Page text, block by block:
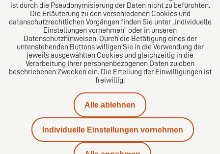
Datenschutz
ist durch die Pseudonymisierung der Daten nicht zu befürchten.
Die Erläuterung zu den verschiedenen Cookies und
datenschutzrechtlichen Vorgängen finden Sie unter „individuelle
Einstellungen vornehmen“ oder in unseren
Datenschutzhinweisen. Durch die Betätigung eines der
untenstehenden Buttons willigen Sie in die Verwendung der
jeweils ausgewählten Cookies und gleichzeitig in die
Verarbeitung Ihrer personenbezogenen Daten zu oben
beschriebenen Zwecken ein. Die Erteilung der Einwilligungen ist
freiwillig.
Alle ablehnen
Individuelle Einstellungen vornehmen